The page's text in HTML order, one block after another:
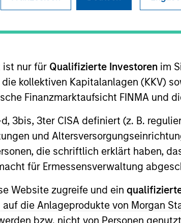
ist nur für Qualifizierte Investoren im
kollektiven Kapitalanlagen (KKV)
Finanzmarktaufsicht FINMA und
3bis, 3ter CISA definiert (z. B.
und
die schriftlich erklärt haben,
für Ermessensverwaltung
Website zugreife und ein
die Anlageprodukte von Morgan
bzw. nicht von Personen
and authentic conversations.
and educational purposes only.
or will perform well in the future (for
The information on this website has not
you agree that you are navigating to a third
is not and does not imply any
any hyperlinked site. In no event shall we be